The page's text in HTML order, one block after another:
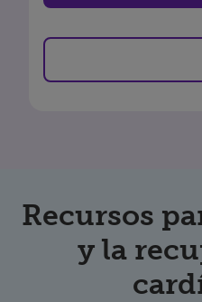
Recursos
y la